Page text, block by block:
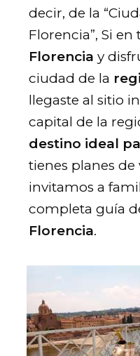
decir, de la
Florencia”, Si en
Florencia y
ciudad de la
llegaste al sitio
capital de la
destino ideal
tienes planes
invitamos a
completa guía
Florencia.